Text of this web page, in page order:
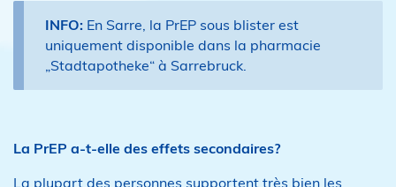
INFO: En Sarre, la PrEP sous blister est
uniquement disponible dans la pharmacie
„Stadtapotheke“ à Sarrebruck.
La PrEP a-t-elle des effets secondaires?
La plupart des personnes supportent très bien les